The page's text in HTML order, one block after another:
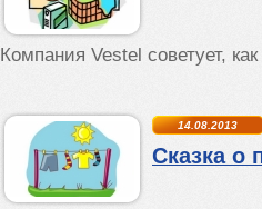
Компания Vestel советует,
14.08.2013
Сказка о